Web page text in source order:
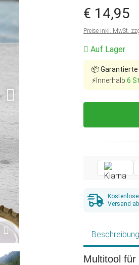
€ 14,95
Preise inkl. MwSt.
Auf Lager
📦
⚡Innerhalb 6
Versand
Beschreibung
Multitool